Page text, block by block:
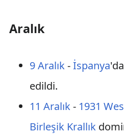
Aralık
9 Aralık-İspanya
edildi.
11 Aralık- 1931
Birleşik Krallık